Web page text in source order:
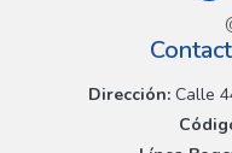
Dirección:Calle